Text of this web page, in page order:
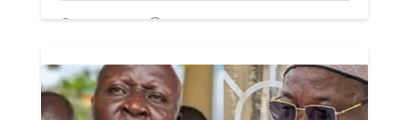
13/07/26 Par MenouActu 0